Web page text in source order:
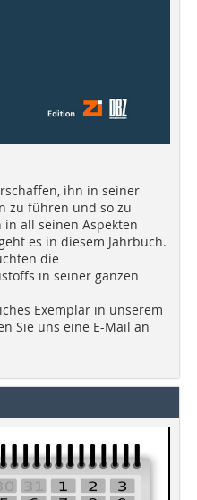
ihn in seiner
zu führen und so zu
all seinen Aspekten
es in diesem Jahrbuch.
die
in seiner ganzen
Exemplar in unserem
Sie uns eine E-Mail an